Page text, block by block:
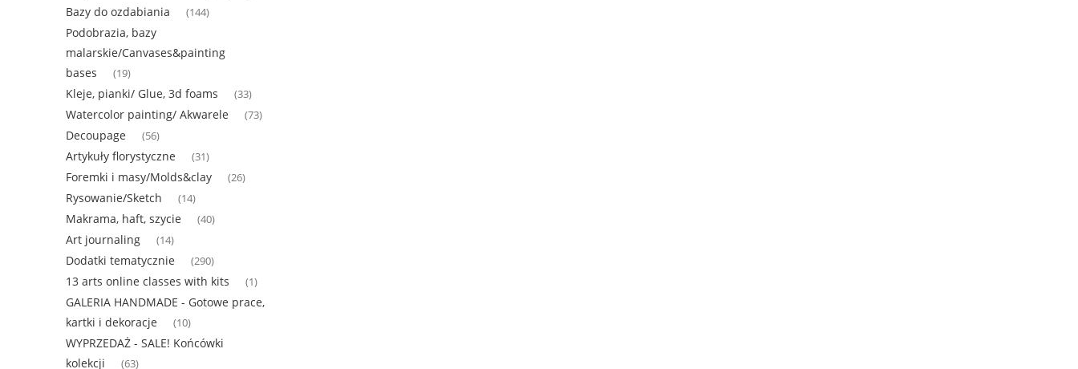
Bazy do ozdabiania (144)
Podobrazia, bazy
malarskie/Canvases&painting
bases
(19)
Kleje, pianki/ Glue, 3d foams (33)
Watercolor painting/ Akwarele (73)
Decoupage (56)
Artykuły florystyczne (31)
Foremki i masy/Molds&clay (26)
Rysowanie/Sketch (14)
Makrama, haft, szycie (40)
Art journaling (14)
Dodatki tematycznie (290)
13 arts online classes with kits (1)
GALERIA HANDMADE - Gotowe prace,
kartki i dekoracje
(10)
WYPRZEDAŻ - SALE! Końcówki
kolekcji
(63)